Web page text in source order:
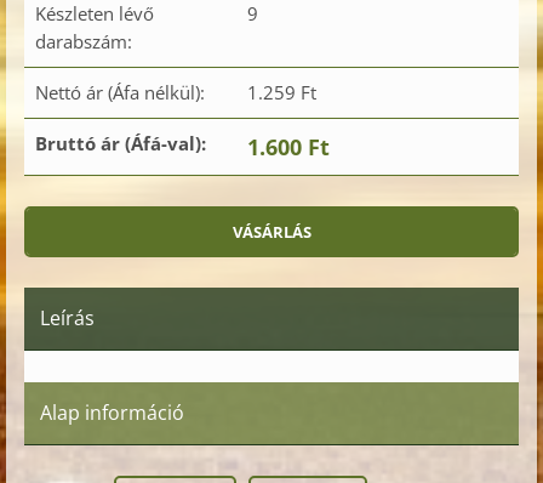
Készleten lévő
darabszám:
9
Nettó ár (Áfa nélkül): 1.259 Ft
Bruttó ár (Áfá-val): 1.600 Ft
Leírás
Alap információ